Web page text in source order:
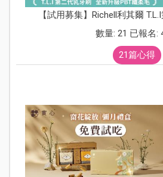
【試用募集】Richell利其爾
數量: 21 已報名:
21篇心得